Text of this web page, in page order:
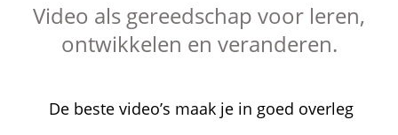
Video als gereedschap voor leren,
ontwikkelen en veranderen.
De beste video’s maak je in goed overleg